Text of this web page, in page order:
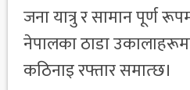
जना यात्रु र सामान पूर्ण
नेपालका ठाडा
कठिनाइ रफ्तार समात्छ।